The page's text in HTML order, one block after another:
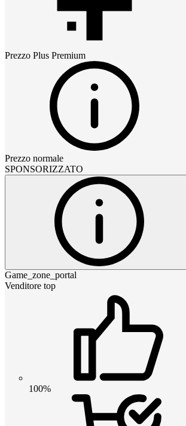
Prezzo Plus Premium
Prezzo normale
SPONSORIZZATO
Game_zone_portal
Venditore top
100%